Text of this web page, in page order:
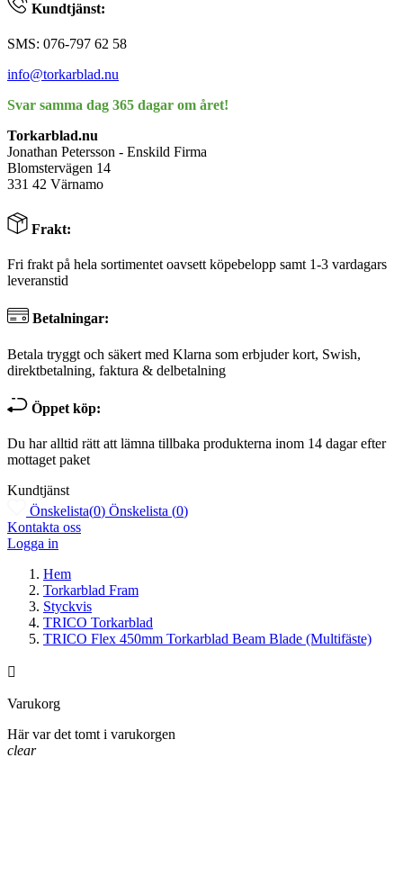
Kundtjänst:
SMS: 076-797 62 58
info@torkarblad.nu
Svar samma dag 365 dagar om året!
Torkarblad.nu
Jonathan Petersson - Enskild Firma
Blomstervägen 14
331 42 Värnamo
Frakt:
Fri frakt på hela sortimentet oavsett köpebelopp samt 1-3 vardagars
leveranstid
Betalningar:
Betala tryggt och säkert med Klarna som erbjuder kort, Swish,
direktbetalning, faktura & delbetalning
Öppet köp:
Du har alltid rätt att lämna tillbaka produkterna inom 14 dagar efter
mottaget paket
Kundtjänst
Önskelista(0) Önskelista (0)
Kontakta oss
Logga in
Hem
Torkarblad Fram
Styckvis
TRICO Torkarblad
TRICO Flex 450mm Torkarblad Beam Blade (Multifäste)

Varukorg
Här var det tomt i varukorgen
clear